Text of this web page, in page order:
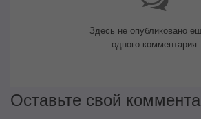
Здесь не опубликовано
одного комментария
Оставьте свой